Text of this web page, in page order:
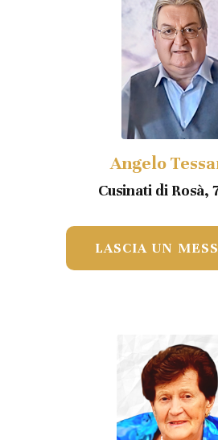
Angelo
Cusinati di Rosà,
LASCIA UN